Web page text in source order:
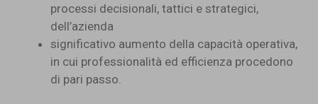
processi decisionali, tattici e strategici,
dell’azienda
significativo aumento della capacità operativa,
in cui professionalità ed efficienza procedono
di pari passo.